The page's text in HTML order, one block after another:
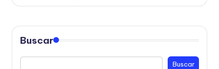
Buscar
Buscar